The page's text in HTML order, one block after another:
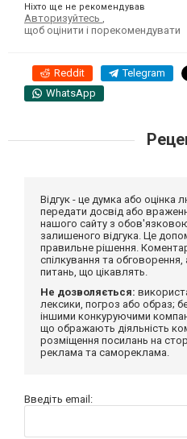
Ніхто ще не рекомендував
Авторизуйтесь
щоб оцінити і порекомендувати
Reddit Telegram
WhatsApp
Відгук - це думка або оцінка
передати досвід або
нашого сайту з
залишеного відгука. Це
правильне рішення.
спілкування та
питань, що цікавлять.
Не дозволяється:
лексики, погроз або образ;
іншими конкуруючими
що ображають діяльність
розміщення посилань на
реклама та самореклама.
Введіть email: